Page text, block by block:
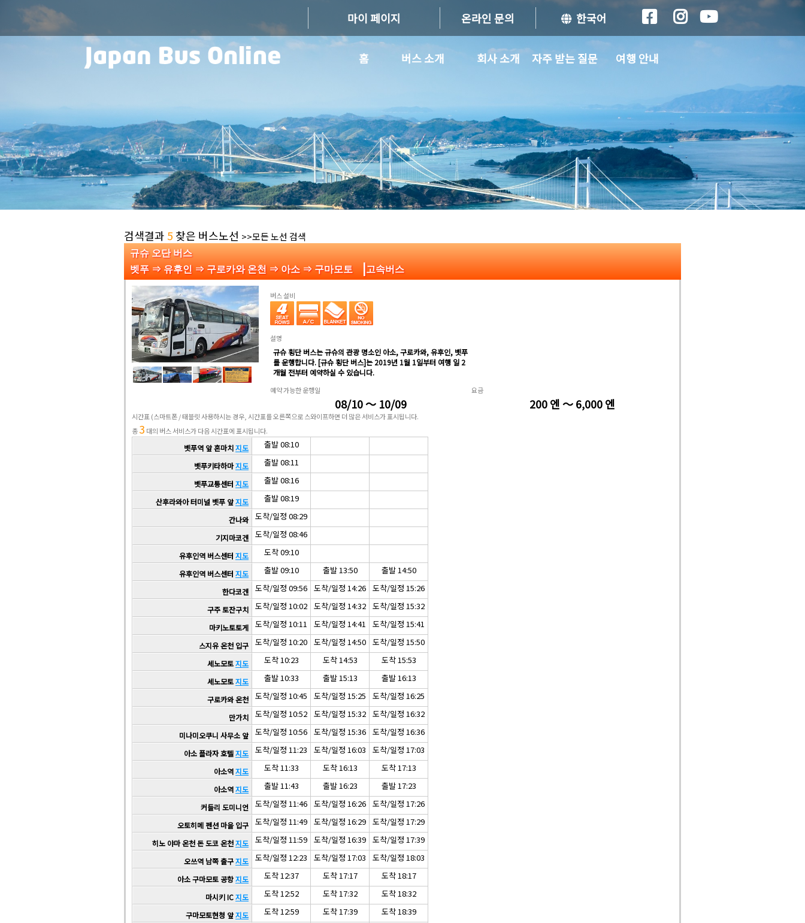
마이 페이지 온라인 문의 한국어
홈 버스 소개 회사 소개 자주 받는 질문 여행 안내
검색결과 5 찾은 버스노선 >>모든 노선 검색
규슈 오단 버스
벳푸 ⇒ 유후인 ⇒ 구로카와 온천 ⇒ 아소 ⇒ 구마모토 |고속버스
버스 설비
설명
규슈 횡단 버스는 규슈의 관광 명소인 아소, 구로카와, 유후인, 벳푸
를 운행합니다. [규슈 횡단 버스]는 2019년 1월 1일부터 여행 일 2
개월 전부터 예약하실 수 있습니다.
예약 가능한 운행일
08/10 ～ 10/09
요금
200 엔 ～ 6,000 엔
시간표 (스마트폰 / 태블릿 사용하시는 경우, 시간표를 오른쪽으로 스와이프하면 더 많은 서비스가 표시됩니다.
총3 대의 버스 서비스가 다음 시간표에 표시됩니다.
벳푸역 앞 혼마치지도 출발 08:10
벳푸키타하마지도 출발 08:11
벳푸교통센터 지도 출발 08:16
산후라와아 터미널 벳푸 앞지도 출발 08:19
간나와 도착/일정 08:29
기지마코겐 도착/일정 08:46
유후인역 버스센터 지도 도착 09:10
유후인역 버스센터 지도 출발 09:10 출발 13:50 출발 14:50
한다코겐 도착/일정 09:56 도착/일정 14:26 도착/일정 15:26
구주 토잔구치 도착/일정 10:02 도착/일정 14:32 도착/일정 15:32
마키노토토게 도착/일정 10:11 도착/일정 14:41 도착/일정 15:41
스지유 온천 입구 도착/일정 10:20 도착/일정 14:50 도착/일정 15:50
세노모토지도 도착 10:23 도착 14:53 도착 15:53
세노모토지도 출발 10:33 출발 15:13 출발 16:13
구로카와 온천 도착/일정 10:45 도착/일정 15:25 도착/일정 16:25
만가치 도착/일정 10:52 도착/일정 15:32 도착/일정 16:32
미나미오쿠니 사무소 앞 도착/일정 10:56 도착/일정 15:36 도착/일정 16:36
아소 플라자 호텔지도 도착/일정 11:23 도착/일정 16:03 도착/일정 17:03
아소역지도 도착 11:33 도착 16:13 도착 17:13
아소역지도 출발 11:43 출발 16:23 출발 17:23
커들리 도미니언 도착/일정 11:46 도착/일정 16:26 도착/일정 17:26
오토히메 펜션 마을 입구 도착/일정 11:49 도착/일정 16:29 도착/일정 17:29
히노 야마 온천 돈 도코 온천지도 도착/일정 11:59 도착/일정 16:39 도착/일정 17:39
오쓰역 남쪽 출구지도 도착/일정 12:23 도착/일정 17:03 도착/일정 18:03
아소 구마모토 공항지도 도착 12:37 도착 17:17 도착 18:17
마시키 IC지도 도착 12:52 도착 17:32 도착 18:32
구마모토현청 앞지도 도착 12:59 도착 17:39 도착 18:39